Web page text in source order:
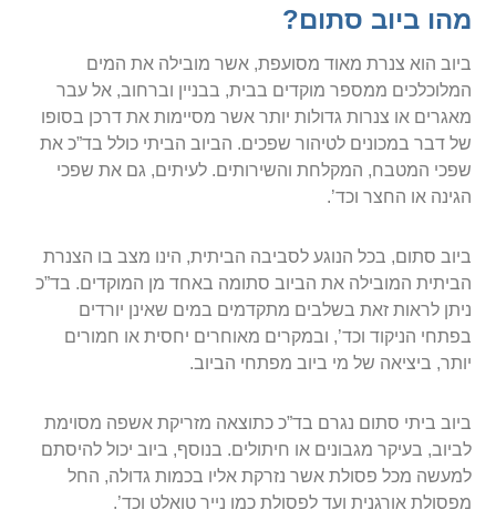
מהו ביוב סתום?
ביוב הוא צנרת מאוד מסועפת, אשר מובילה את המים
המלוכלכים ממספר מוקדים בבית, בבניין וברחוב, אל עבר
מאגרים או צנרות גדולות יותר אשר מסיימות את דרכן בסופו
של דבר במכונים לטיהור שפכים. הביוב הביתי כולל בד”כ את
שפכי המטבח, המקלחת והשירותים. לעיתים, גם את שפכי
הגינה או החצר וכד’.
ביוב סתום, בכל הנוגע לסביבה הביתית, הינו מצב בו הצנרת
הביתית המובילה את הביוב סתומה באחד מן המוקדים. בד”כ
ניתן לראות זאת בשלבים מתקדמים במים שאינן יורדים
בפתחי הניקוד וכד’, ובמקרים מאוחרים יחסית או חמורים
יותר, ביציאה של מי ביוב מפתחי הביוב.
ביוב ביתי סתום נגרם בד”כ כתוצאה מזריקת אשפה מסוימת
לביוב, בעיקר מגבונים או חיתולים. בנוסף, ביוב יכול להיסתם
למעשה מכל פסולת אשר נזרקת אליו בכמות גדולה, החל
מפסולת אורגנית ועד לפסולת כמו נייר טואלט וכד’.